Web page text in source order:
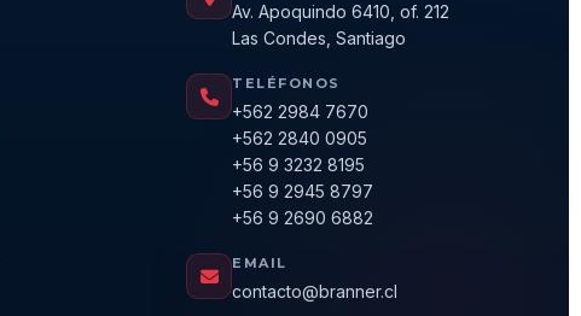
Av. Apoquindo 6410, of. 212
Las Condes, Santiago
TELÉFONOS
+562 2984 7670
+562 2840 0905
+56 9 3232 8195
+56 9 2945 8797
+56 9 2690 6882
EMAIL
contacto@branner.cl